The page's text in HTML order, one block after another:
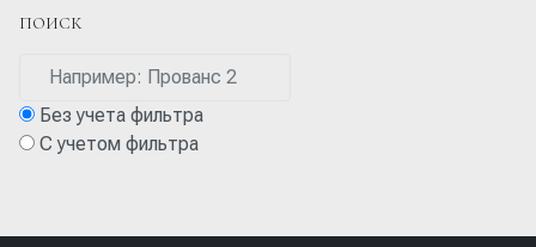
ПОИСК
Без учета фильтра
С учетом фильтра